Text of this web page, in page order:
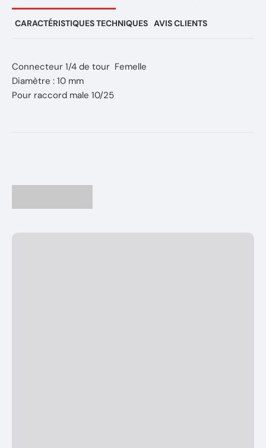
CARACTÉRISTIQUES TECHNIQUES AVIS CLIENTS
Connecteur 1/4 de tour Femelle
Diamètre : 10 mm
Pour raccord male 10/25